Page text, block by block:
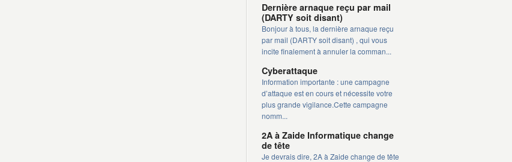
Dernière arnaque reçu par mail
(DARTY soit disant)
Bonjour à tous, la dernière arnaque reçu
par mail (DARTY soit disant) , qui vous
incite finalement à annuler la comman...
Cyberattaque
Information importante : une campagne
d’attaque est en cours et nécessite votre
plus grande vigilance.Cette campagne
nomm...
2A à Zaide Informatique change
de tête
Je devrais dire, 2A à Zaide change de tête